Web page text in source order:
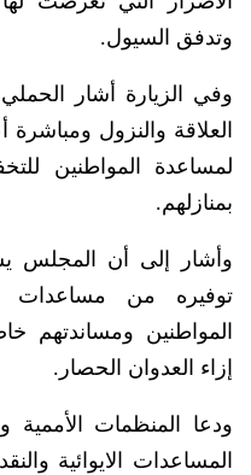
وتدفق السيول.
وفي الزيارة أشار
العلاقة والنزول
لمساعدة المواطنين
بمنازلهم.
وأشار إلى أن المجلس
توفيره من مساعدات
المواطنين
إزاء العدوان الحصار.
ودعا المنظمات الأممية
المساعدات الايوائية